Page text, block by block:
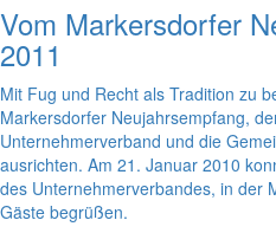
Vom Markersdorfer
2011
Mit Fug und Recht als Tradition zu
Markersdorfer Neujahrsempfang,
Unternehmerverband und die
ausrichten. Am 21. Januar 2010
des Unternehmerverbandes, in der
Gäste begrüßen.